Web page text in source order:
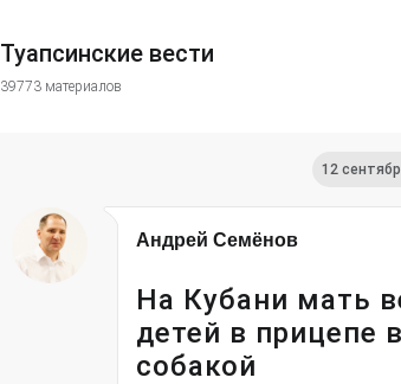
Туапсинские вести
39773 материалов
12
Андрей Семёнов
На Кубани мать
детей в прицепе
собакой